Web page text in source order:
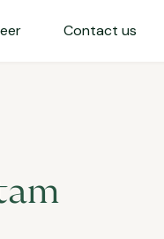
Contact us